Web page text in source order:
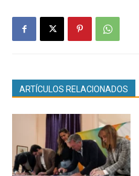
ARTÍCULOS RELACIONADOS